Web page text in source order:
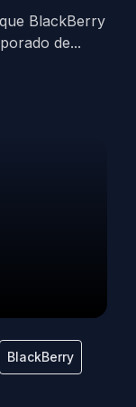
BlackBerry
de...
BlackBerry